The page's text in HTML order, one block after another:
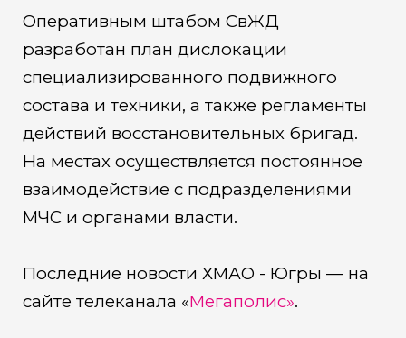
Оперативным штабом СвЖД
разработан план дислокации
специализированного подвижного
состава и техники, а также регламенты
действий восстановительных бригад.
На местах осуществляется постоянное
взаимодействие с подразделениями
МЧС и органами власти.
Последние новости ХМАО - Югры — на
сайте телеканала «Мегаполис».